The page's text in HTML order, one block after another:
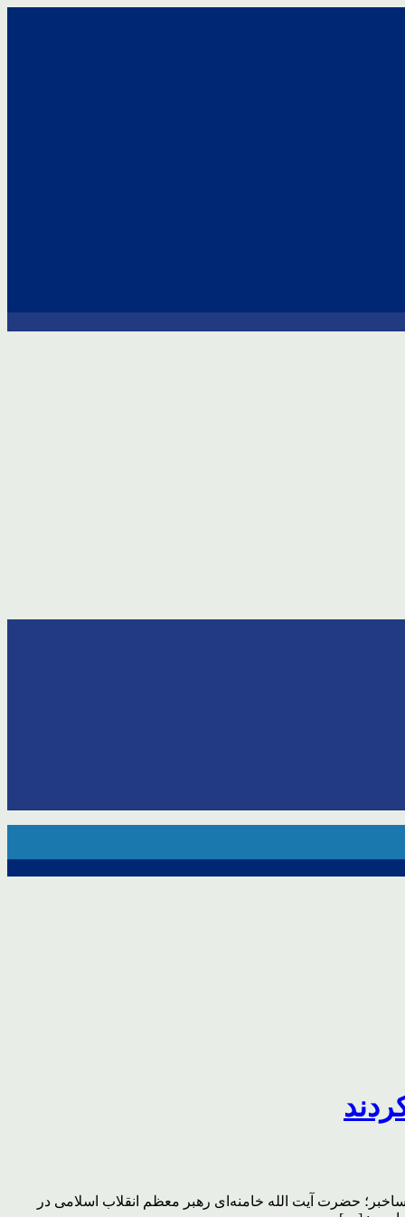
حضرت آیت الله خامنه‌ای رهبر معظم انقلاب اسلامی در